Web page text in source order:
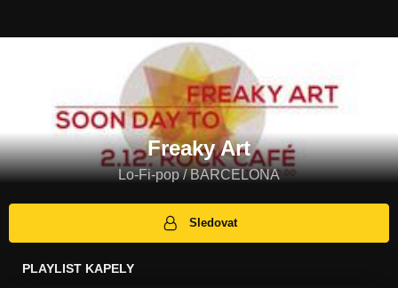
Freaky Art
Lo-Fi-pop / BARCELONA
Sledovat
PLAYLIST KAPELY